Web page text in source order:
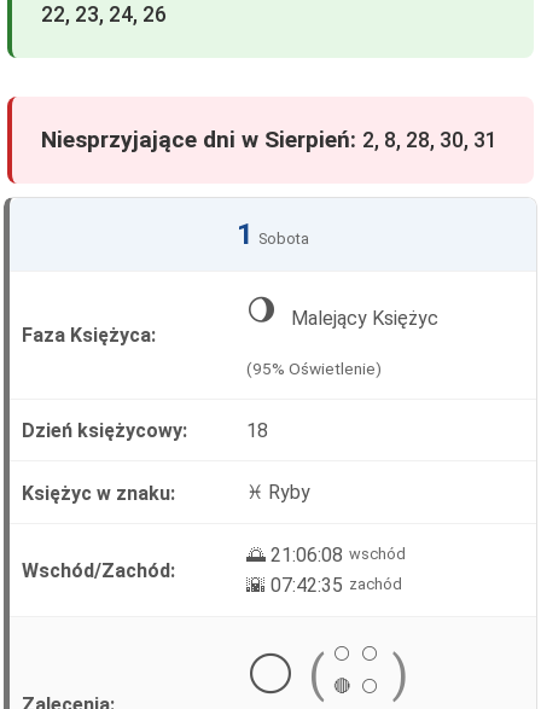
22, 23, 24, 26
Niesprzyjające dni w Sierpień: 2, 8, 28, 30, 31
1 Sobota
🌖 Malejący Księżyc
(95% Oświetlenie)
18
♓ Ryby
🌅 21:06:08 wschód
🌇 07:42:35 zachód
⚪ ( ⚪
⚪
🔴
⚪ )